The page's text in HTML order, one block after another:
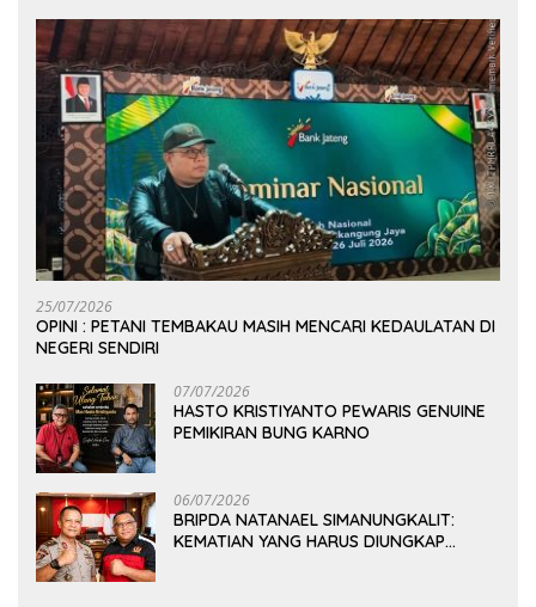
25/07/2026
OPINI : PETANI TEMBAKAU MASIH MENCARI KEDAULATAN DI
NEGERI SENDIRI
07/07/2026
HASTO KRISTIYANTO PEWARIS GENUINE
PEMIKIRAN BUNG KARNO
06/07/2026
BRIPDA NATANAEL SIMANUNGKALIT:
KEMATIAN YANG HARUS DIUNGKAP